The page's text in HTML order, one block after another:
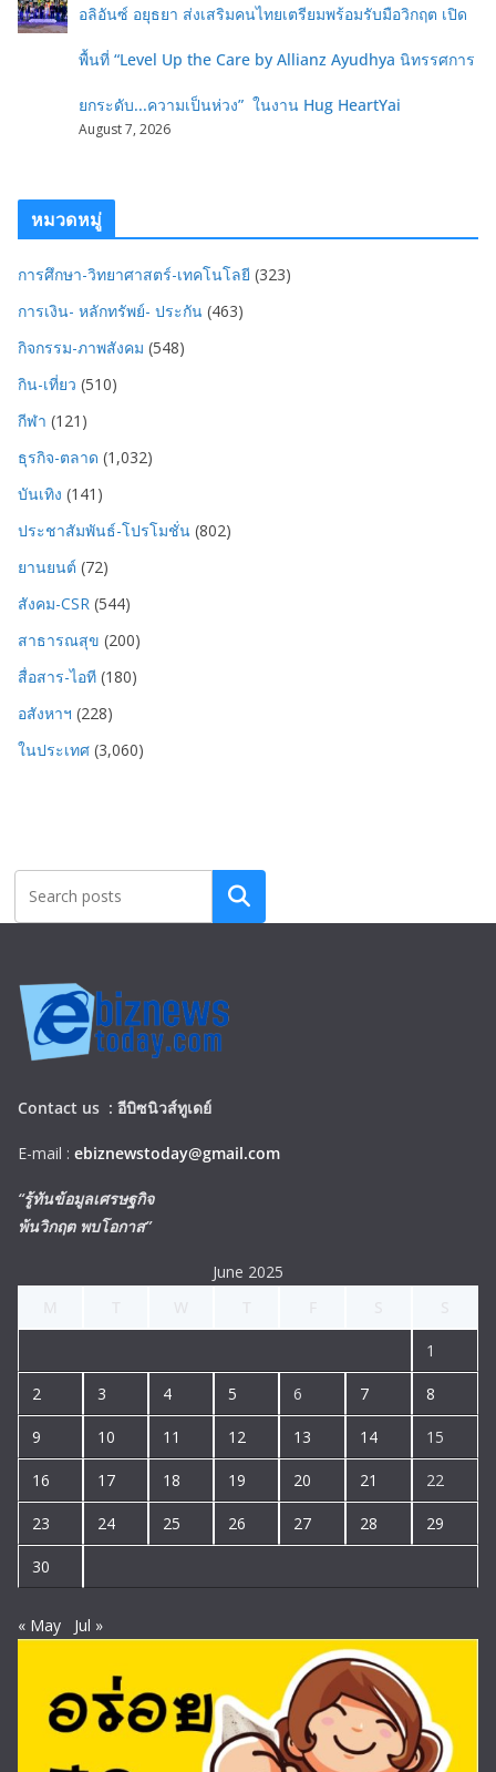
อลิอันซ์ อยุธยา ส่งเสริมคนไทยเตรียมพร้อมรับมือวิกฤต เปิด
พื้นที่ “Level Up the Care by Allianz Ayudhya นิทรรศการ
ยกระดับ...ความเป็นห่วง” ในงาน Hug HeartYai
August 7, 2026
หมวดหมู่
การศึกษา-วิทยาศาสตร์-เทคโนโลยี (323)
การเงิน- หลักทรัพย์- ประกัน (463)
กิจกรรม-ภาพสังคม (548)
กิน-เที่ยว (510)
กีฬา (121)
ธุรกิจ-ตลาด (1,032)
บันเทิง (141)
ประชาสัมพันธ์-โปรโมชั่น (802)
ยานยนต์ (72)
สังคม-CSR (544)
สาธารณสุข (200)
สื่อสาร-ไอที (180)
อสังหาฯ (228)
ในประเทศ (3,060)
Search
Contact us : อีบิซนิวส์ทูเดย์
E-mail : ebiznewstoday@gmail.com
“รู้ทันข้อมูลเศรษฐกิจ
พ้นวิกฤต พบโอกาส”
June 2025
1
2 3 4 5 6 7 8
9 10 11 12 13 14 15
16 17 18 19 20 21 22
23 24 25 26 27 28 29
30
« May Jul »